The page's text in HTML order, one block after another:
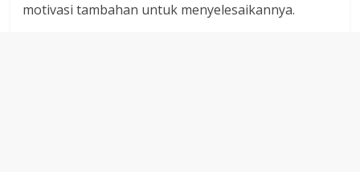
motivasi tambahan untuk menyelesaikannya.